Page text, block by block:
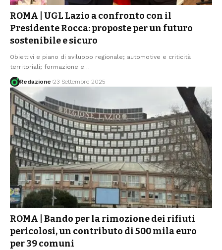
ROMA | UGL Lazio a confronto con il
Presidente Rocca: proposte per un futuro
sostenibile e sicuro
Obiettivi e piano di sviluppo regionale; automotive e criticità
territoriali; formazione e…
Redazione 23 Settembre 2025
ROMA | Bando per la rimozione dei rifiuti
pericolosi, un contributo di 500 mila euro
per 39 comuni